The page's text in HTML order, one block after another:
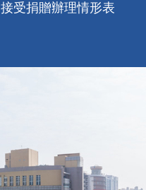
接受捐贈辦理情形表